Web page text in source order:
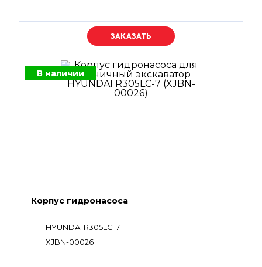
Уточняйте цену
В наличии
Корпус гидронасоса
HYUNDAI R305LC-7
XJBN-00026